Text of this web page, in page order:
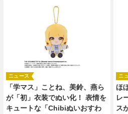
「学マス」ことね、美鈴、燕ら
が「初」衣装でぬい化！ 表情を
キュートな「Chibiぬいおすわ
ニュース
ほ
レ
ス
ニ